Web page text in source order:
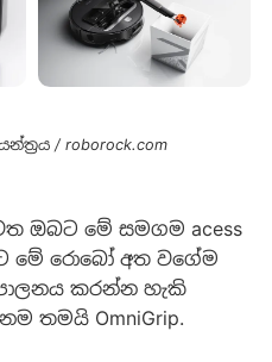
/ roborock.com
ඔබට මේ සමගම acess
මේ රොබෝ අත වගේම
පාලනය කරන්න හැකි
තමයි OmniGrip.